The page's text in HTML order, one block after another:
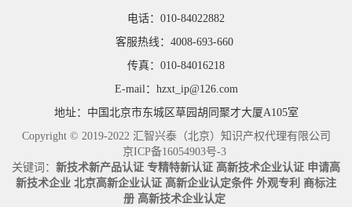
电话：010-84022882
客服热线：4008-693-660
传真：010-84016218
E-mail：hzxt_ip@126.com
地址：中国北京市东城区草园胡同聚才大厦A105室
Copyright © 2019-2022 汇智兴泰（北京）知识产权代理有限公司
京ICP备16054903号-3
关键词： 新技术新产品认证 专精特新认证 高新技术企业认证 申请高
新技术企业 北京高新企业认证 高新企业认定条件 外观专利 商标注
册 高新技术企业认定